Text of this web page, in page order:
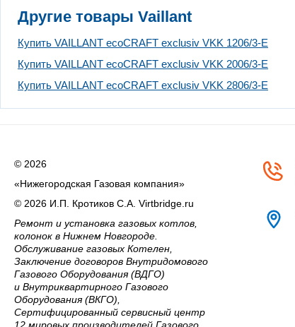
Другие товары Vaillant
Купить VAILLANT ecoCRAFT exclusiv VKK 1206/3-E
Купить VAILLANT ecoCRAFT exclusiv VKK 2006/3-E
Купить VAILLANT ecoCRAFT exclusiv VKK 2806/3-E
© 2026
«Нижегородская Газовая компания»
© 2026 И.П. Кротиков С.А. Virtbridge.ru
Ремонт и установка газовых котлов,
колонок в Нижнем Новгороде.
Обслуживание газовых Котелен,
Заключение договоров Внутридомового
Газового Оборудования (ВДГО)
и Внутриквартирного Газового
Оборудования (ВКГО),
Сертифицированный сервисный центр
12 мировых производителей Газового